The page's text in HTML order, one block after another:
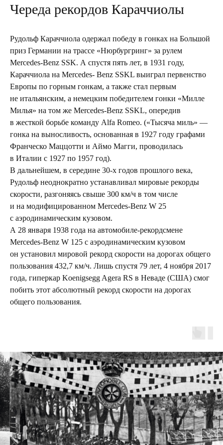
Череда рекордов Караччиолы
Рудольф Караччиола одержал победу в гонках на Большой
приз Германии на трассе «Нюрбургринг» за рулем
Mercedes-Benz SSK. А спустя пять лет, в 1931 году,
Караччиола на Mercedes- Benz SSKL выиграл первенство
Европы по горным гонкам, а также стал первым
не итальянским, а немецким победителем гонки «Милле
Милья» на том же Mercedes-Benz SSKL, опередив
в жесткой борьбе команду Alfa Romeo. («Тысяча миль» —
гонка на выносливость, основанная в 1927 году графами
Франческо Маццотти и Аймо Магги, проводилась
в Италии с 1927 по 1957 год).
В дальнейшем, в середине 30-х годов прошлого века,
Рудольф неоднократно устанавливал мировые рекорды
скорости, разгоняясь свыше 300 км/ч в том числе
и на модифицированном Mercedes-Benz W 25
с аэродинамическим кузовом.
А 28 января 1938 года на автомобиле-рекордсмене
Mercedes-Benz W 125 с аэродинамическим кузовом
он установил мировой рекорд скорости на дорогах общего
пользования 432,7 км/ч. Лишь спустя 79 лет, 4 ноября 2017
года, гиперкар Koenigsegg Agera RS в Неваде (США) смог
побить этот абсолютный рекорд скорости на дорогах
общего пользования.